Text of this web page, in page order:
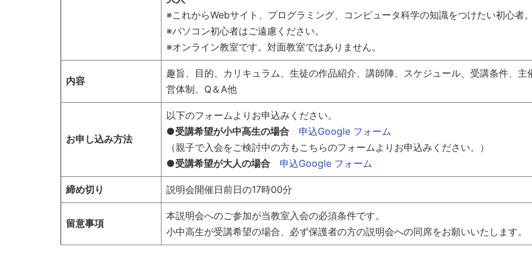
※これからWebサイト、プログラミング、コンピュータ科学の知識をつけたい初心者。
※パソコン初心者はご遠慮ください。
※オンライン教室です。対面教室ではありません。
内容
趣旨、目的、カリキュラム、生徒の作品紹介、講師陣、スケジュール、受講条件、主
営体制、Q＆A他
お申し込み方法
以下のフォームよりお申込みください。
●受講希望が小中高生の場合 申込Google フォーム
（親子で入会をご検討中の方もこちらのフォームよりお申込みください。）
●受講希望が大人の場合
申込Google フォーム
締め切り 説明会開催日前日の17時00分
留意事項
本説明会へのご参加が当教室入会の必須条件です。
小中高生が受講希望の場合、必ず保護者の方の説明会への同席をお願いいたします。